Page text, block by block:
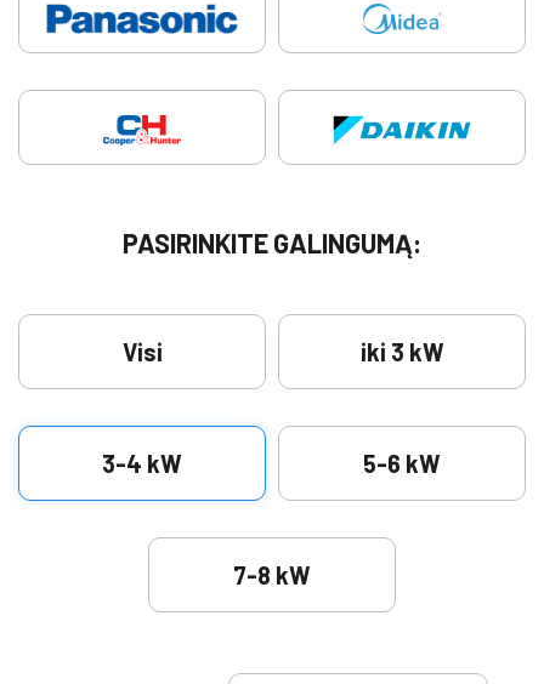
PASIRINKITE GALINGUMĄ:
Visi iki 3 kW
3-4 kW 5-6 kW
7-8 kW